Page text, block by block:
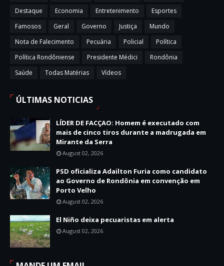
Destaque
Economia Entretenimento
Esportes
Famosos
Geral Governo Justiça
Mundo
Nota de Falecimento
Pecuária Policial
Política
Política Rondôniense
Presidente Médici
Rondônia
Saúde
Todas Matérias Vídeos
ÚLTIMAS NOTICIAS
LÍDER DE FACÇAO: Homem é executado com
mais de cinco tiros durante a madrugada em
Mirante da Serra
August 02, 2026
PSD oficializa Adailton Furia como candidato
ao Governo de Rondônia em convenção em
Porto Velho
August 02, 2026
El Niño deixa pecuaristas em alerta
August 02, 2026